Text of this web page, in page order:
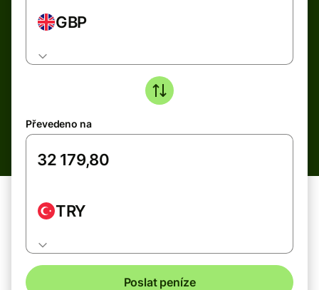
GBP
Převedeno na
TRY
Poslat peníze